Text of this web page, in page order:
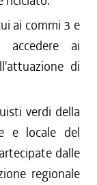
ai commi 3 e
ai
di
verdi della
e locale del
dalle
regionale